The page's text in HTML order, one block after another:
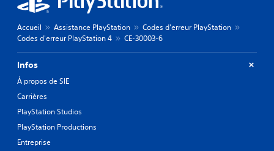
Accueil Assistance PlayStation
Codes d'erreur PlayStation
Codes d'erreur PlayStation 4
CE-30003-6
Infos
À propos de SIE
Carrières
PlayStation Studios
PlayStation Productions
Entreprise